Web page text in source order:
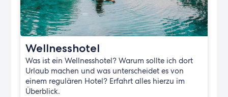
Wellnesshotel
Was ist ein Wellnesshotel? Warum sollte ich dort
Urlaub machen und was unterscheidet es von
einem regulären Hotel? Erfahrt alles hierzu im
Überblick.